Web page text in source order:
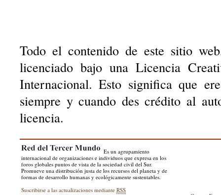
Todo el contenido de este sitio
licenciado bajo una Licencia
Internacional. Esto significa que
siempre y cuando des crédito al
licencia.
Es un agrupamiento
internacional de organizaciones e individuos que expresa en los
foros globales puntos de vista de la sociedad civil del Sur.
Promueve una distribución justa de los recursos del planeta y de
formas de desarrollo humanas y ecológicamente sustentables.
Suscribirse a las actualizaciones medianteRSS